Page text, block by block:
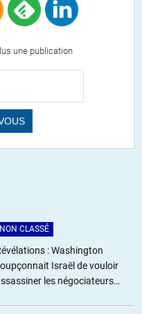
a tout utilisateur de la
donc dilué la valeur de
16h58
de ces
Je crois que c’est un
une publication
NON CLASSÉ
: Washington
Israël de vouloir
les négociateurs